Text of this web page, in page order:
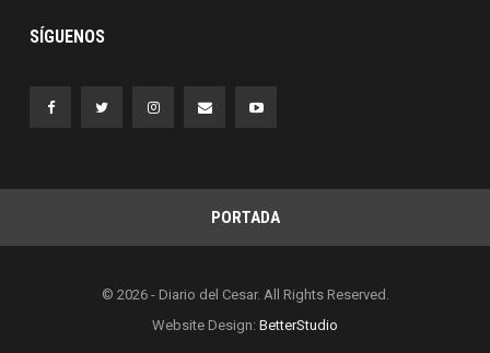
SÍGUENOS
PORTADA
© 2026 - Diario del Cesar. All Rights Reserved.
Website Design: BetterStudio